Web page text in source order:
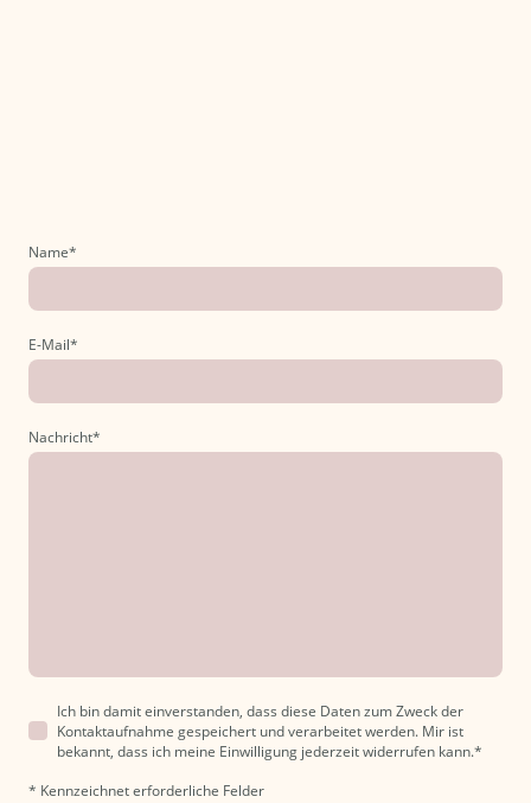
Name*
E-Mail*
Nachricht*
Ich bin damit einverstanden, dass diese Daten zum Zweck der
Kontaktaufnahme gespeichert und verarbeitet werden. Mir ist
bekannt, dass ich meine Einwilligung jederzeit widerrufen kann.*
* Kennzeichnet erforderliche Felder